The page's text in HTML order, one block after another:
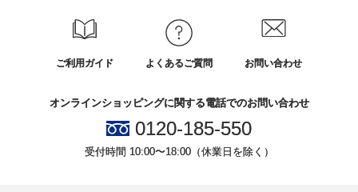
ご利用ガイド よくあるご質問 お問い合わせ
オンラインショッピングに関する電話でのお問い合わせ
0120-185-550
受付時間 10:00〜18:00（休業日を除く）